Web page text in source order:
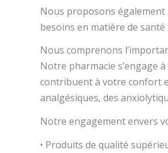
Nous proposons également
besoins en matière de
Nous comprenons
Notre pharmacie s’engage
contribuent à votre confort
analgésiques, des
Notre engagement envers
• Produits de qualité